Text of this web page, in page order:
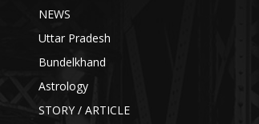
NEWS
Uttar Pradesh
Bundelkhand
Astrology
STORY / ARTICLE